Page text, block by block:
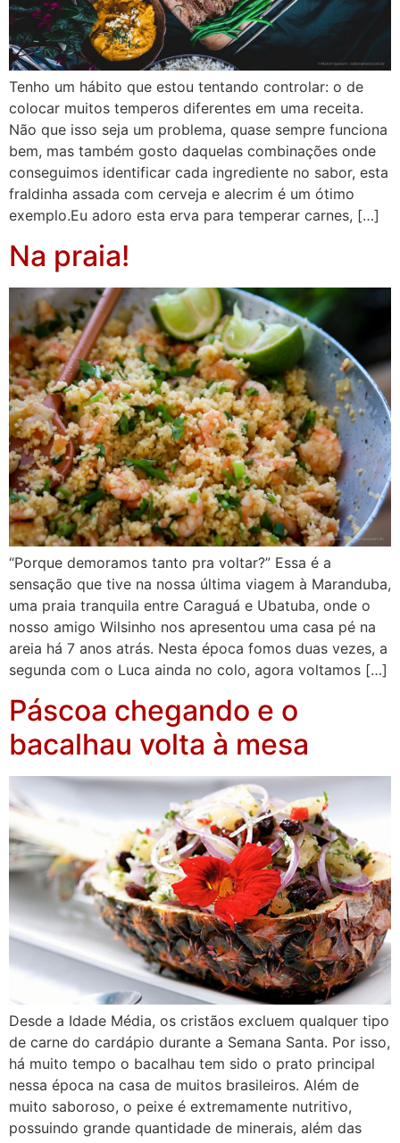
Tenho um hábito que estou tentando controlar: o de
colocar muitos temperos diferentes em uma receita.
Não que isso seja um problema, quase sempre funciona
bem, mas também gosto daquelas combinações onde
conseguimos identificar cada ingrediente no sabor, esta
fraldinha assada com cerveja e alecrim é um ótimo
exemplo.Eu adoro esta erva para temperar carnes, […]
Na praia!
“Porque demoramos tanto pra voltar?” Essa é a
sensação que tive na nossa última viagem à Maranduba,
uma praia tranquila entre Caraguá e Ubatuba, onde o
nosso amigo Wilsinho nos apresentou uma casa pé na
areia há 7 anos atrás. Nesta época fomos duas vezes, a
segunda com o Luca ainda no colo, agora voltamos […]
Páscoa chegando e o
bacalhau volta à mesa
Desde a Idade Média, os cristãos excluem qualquer tipo
de carne do cardápio durante a Semana Santa. Por isso,
há muito tempo o bacalhau tem sido o prato principal
nessa época na casa de muitos brasileiros. Além de
muito saboroso, o peixe é extremamente nutritivo,
possuindo grande quantidade de minerais, além das